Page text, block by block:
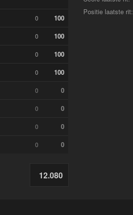
Positie laatste rit:
0
100
0
100
0
100
0
100
0
0
0
0
0
0
0 0
12.080